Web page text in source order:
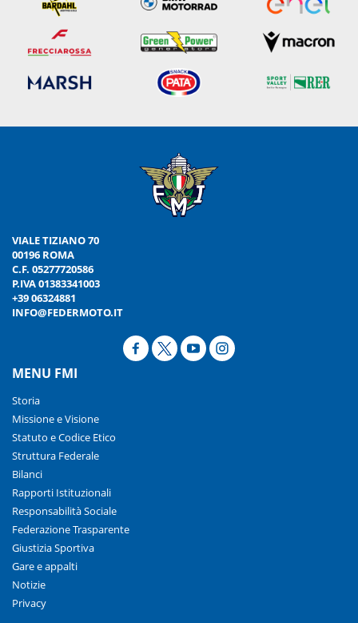
VIALE TIZIANO 70
00196 ROMA
C.F. 05277720586
P.IVA 01383341003
+39 06324881
INFO@FEDERMOTO.IT
MENU FMI
Storia
Missione e Visione
Statuto e Codice Etico
Struttura Federale
Bilanci
Rapporti Istituzionali
Responsabilità Sociale
Federazione Trasparente
Giustizia Sportiva
Gare e appalti
Notizie
Privacy